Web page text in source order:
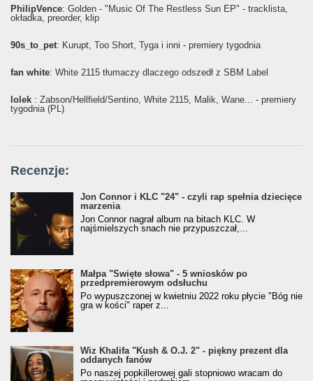
PhilipVence: Golden - "Music Of The Restless Sun EP" - tracklista,
okładka, preorder, klip
90s_to_pet: Kurupt, Too Short, Tyga i inni - premiery tygodnia
fan white: White 2115 tłumaczy dlaczego odszedł z SBM Label
lolek : Żabson/Hellfield/Sentino, White 2115, Malik, Wane... - premiery
tygodnia (PL)
Recenzje:
Jon Connor i KLC "24" - czyli rap spełnia dziecięce
marzenia
Jon Connor nagrał album na bitach KLC. W
najśmielszych snach nie przypuszczał,...
Małpa "Święte słowa" - 5 wniosków po
przedpremierowym odsłuchu
Po wypuszczonej w kwietniu 2022 roku płycie "Bóg nie
gra w kości" raper z...
Wiz Khalifa "Kush & O.J. 2" - piękny prezent dla
oddanych fanów
Po naszej popkillerowej gali stopniowo wracam do